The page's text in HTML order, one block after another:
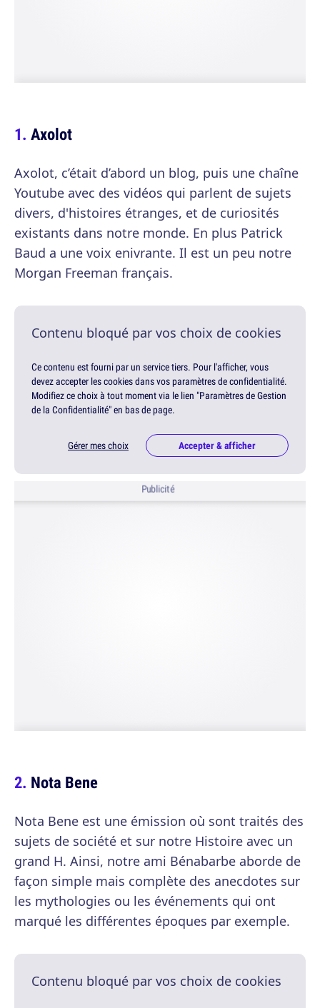
Axolot
Axolot, c’était d’abord un blog, puis une chaîne
Youtube avec des vidéos qui parlent de sujets
divers, d'histoires étranges, et de curiosités
existants dans notre monde. En plus Patrick
Baud a une voix enivrante. Il est un peu notre
Morgan Freeman français.
Contenu bloqué par vos choix de cookies
Ce contenu est fourni par un service tiers. Pour l'afficher, vous
devez accepter les cookies dans vos paramètres de confidentialité.
Modifiez ce choix à tout moment via le lien "Paramètres de Gestion
de la Confidentialité" en bas de page.
Gérer mes choix Accepter & afficher
Publicité
Nota Bene
Nota Bene est une émission où sont traités des
sujets de société et sur notre Histoire avec un
grand H. Ainsi, notre ami Bénabarbe aborde de
façon simple mais complète des anecdotes sur
les mythologies ou les événements qui ont
marqué les différentes époques par exemple.
Contenu bloqué par vos choix de cookies